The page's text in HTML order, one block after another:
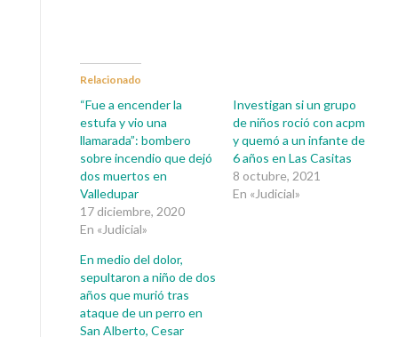
Relacionado
“Fue a encender la
estufa y vio una
llamarada”: bombero
sobre incendio que dejó
dos muertos en
Valledupar
17 diciembre, 2020
En «Judicial»
Investigan si un grupo
de niños roció con acpm
y quemó a un infante de
6 años en Las Casitas
8 octubre, 2021
En «Judicial»
En medio del dolor,
sepultaron a niño de dos
años que murió tras
ataque de un perro en
San Alberto, Cesar